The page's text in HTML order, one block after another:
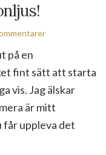
på en
fint sätt att starta
vis. Jag älskar
är mitt
får uppleva det